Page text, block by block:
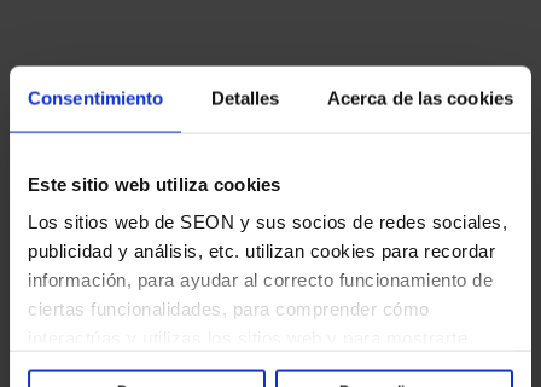
Consentimiento Detalles Acerca de las cookies
Este sitio web utiliza cookies
Los sitios web de SEON y sus socios de redes sociales,
publicidad y análisis, etc. utilizan cookies para recordar
información, para ayudar al correcto funcionamiento de
ciertas funcionalidades, para comprender cómo
contenido y anuncios que sean relevantes y atractivos
Ve cómo las empresas ganan
con SEON